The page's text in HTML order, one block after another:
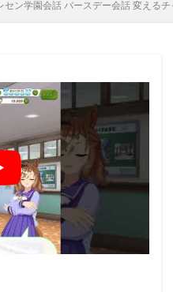
セン学園会話 バースデー会話 変える